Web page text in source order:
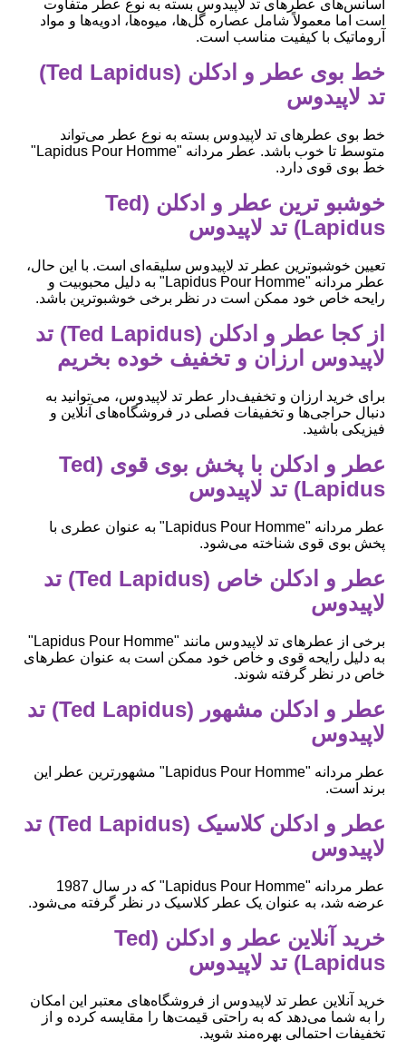
اسانس‌های عطرهای تد لاپیدوس بسته به نوع عطر متفاوت
است اما معمولاً شامل عصاره گل‌ها، میوه‌ها، ادویه‌ها و مواد
آروماتیک با کیفیت مناسب است.
خط بوی عطر و ادکلن (Ted Lapidus)
تد لاپیدوس
خط بوی عطرهای تد لاپیدوس بسته به نوع عطر می‌تواند
متوسط تا خوب باشد. عطر مردانه "Lapidus Pour Homme"
خط بوی قوی دارد.
خوشبو ترین عطر و ادکلن (Ted
Lapidus) تد لاپیدوس
تعیین خوشبوترین عطر تد لاپیدوس سلیقه‌ای است. با این حال،
عطر مردانه "Lapidus Pour Homme" به دلیل محبوبیت و
رایحه خاص خود ممکن است در نظر برخی خوشبوترین باشد.
از کجا عطر و ادکلن (Ted Lapidus) تد
لاپیدوس ارزان و تخفیف خوده بخریم
برای خرید ارزان و تخفیف‌دار عطر تد لاپیدوس، می‌توانید به
دنبال حراجی‌ها و تخفیفات فصلی در فروشگاه‌های آنلاین و
فیزیکی باشید.
عطر و ادکلن با پخش بوی قوی (Ted
Lapidus) تد لاپیدوس
عطر مردانه "Lapidus Pour Homme" به عنوان عطری با
پخش بوی قوی شناخته می‌شود.
عطر و ادکلن خاص (Ted Lapidus) تد
لاپیدوس
برخی از عطرهای تد لاپیدوس مانند "Lapidus Pour Homme"
به دلیل رایحه قوی و خاص خود ممکن است به عنوان عطرهای
خاص در نظر گرفته شوند.
عطر و ادکلن مشهور (Ted Lapidus) تد
لاپیدوس
عطر مردانه "Lapidus Pour Homme" مشهورترین عطر این
برند است.
عطر و ادکلن کلاسیک (Ted Lapidus) تد
لاپیدوس
عطر مردانه "Lapidus Pour Homme" که در سال 1987
عرضه شد، به عنوان یک عطر کلاسیک در نظر گرفته می‌شود.
خرید آنلاین عطر و ادکلن (Ted
Lapidus) تد لاپیدوس
خرید آنلاین عطر تد لاپیدوس از فروشگاه‌های معتبر این امکان
را به شما می‌دهد که به راحتی قیمت‌ها را مقایسه کرده و از
تخفیفات احتمالی بهره‌مند شوید.